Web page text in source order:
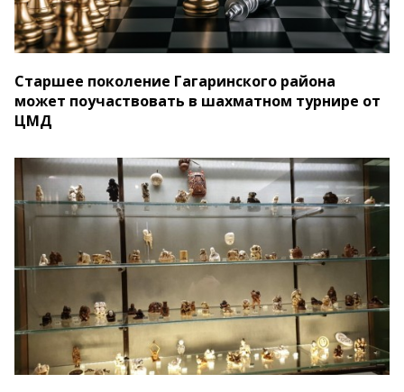
Старшее поколение Гагаринского района
может поучаствовать в шахматном турнире от
ЦМД